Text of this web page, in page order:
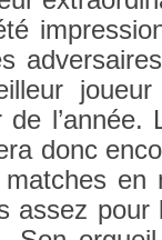
l’année.
donc
en
assez